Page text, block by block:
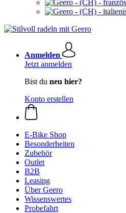
Anmelden
Jetzt anmelden
Bist du neu hier?
Konto erstellen
E-Bike Shop
Besonderheiten
Zubehör
Outlet
B2B
Leasing
Über Geero
Wissenswertes
Probefahrt